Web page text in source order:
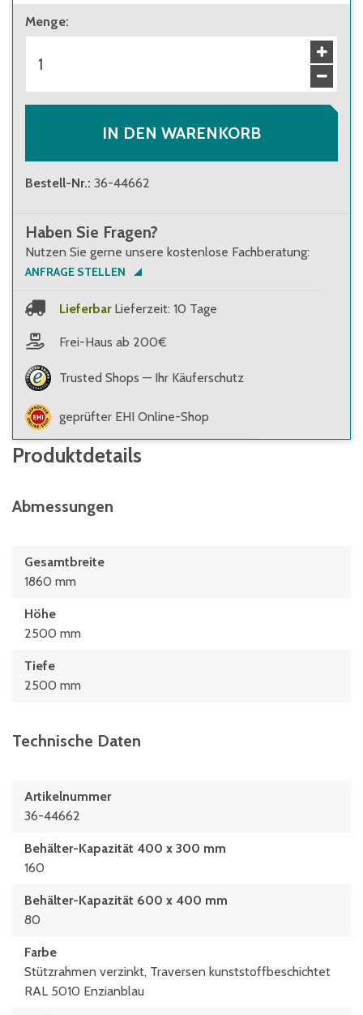
Auf Wunsch unterbreiten wir Ihnen auch sehr
gerne ein Angebot zur Montage vor Ort
Menge:
IN DEN WARENKORB
Bestell-Nr.: 36-44662
Haben Sie Fragen?
Nutzen Sie gerne unsere kostenlose Fachberatung:
ANFRAGE STELLEN
Lieferbar Lieferzeit: 10 Tage
Frei-Haus ab 200€
Trusted Shops — Ihr Käuferschutz
geprüfter EHI Online-Shop
Produktdetails
Abmessungen
Gesamtbreite
1860 mm
Höhe
2500 mm
Tiefe
2500 mm
Technische Daten
Artikelnummer
36-44662
Behälter-Kapazität 400 x 300 mm
160
Behälter-Kapazität 600 x 400 mm
80
Farbe
Stützrahmen verzinkt, Traversen kunststoffbeschichtet
RAL 5010 Enzianblau